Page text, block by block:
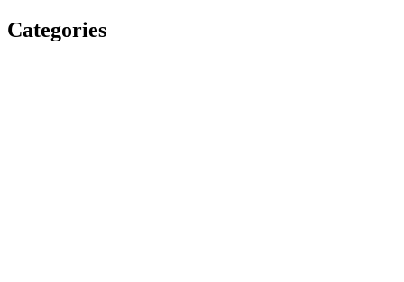
Categories